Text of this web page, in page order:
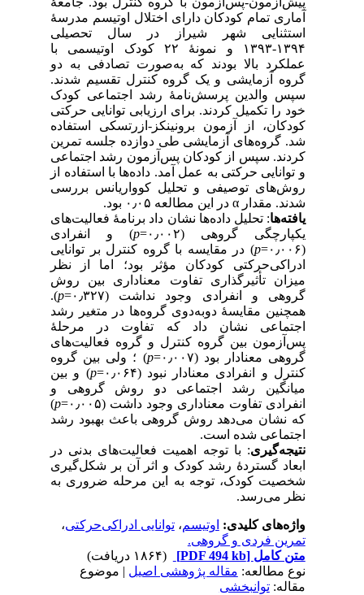
آماری تمام کودکان دارای اختلال اوتیسم مدرسۀ
استثنایی شهر شیراز در سال تحصیلی
۱۳۹۴-۱۳۹۳ و نمونۀ ۲۲ کودک اوتیسمی با
عملکرد بالا بودند که به‌صورت تصادفی به دو
گروه آزمایشی و یک گروه کنترل تقسیم شدند.
سپس والدین پرسش‌نامۀ رشد اجتماعی کودک
خود را تکمیل کردند. برای ارزیابی توانایی حرکتی
کودکان، از آزمون برونینکز-ازرتسکی استفاده
شد. گروه‌های آزمایشی طی دوازده جلسه تمرین
کردند. سپس از کودکان پس‌آزمون رشد اجتماعی
و توانایی حرکتی به عمل آمد. داده‌ها با استفاده از
روش‌های توصیفی و تحلیل کوواریانس بررسی
شدند. مقدار α در این مطالعه ۰٫۰۵ بود.
یافته‌ها: تحلیل داده‌ها نشان داد برنامۀ فعالیت‌های
یکپارچگی گروهی (۰٫۰۰۲=
p) و انفرادی
p) در مقایسه با گروه کنترل بر توانایی
ادراکی‌حرکتی کودکان مؤثر بود؛ اما از نظر
میزان تأثیرگذاری تفاوت معناداری بین روش
گروهی و انفرادی وجود نداشت (۰٫۳۲۷=
p
).
همچنین مقایسۀ دو‌به‌دوی گروه‌ها در متغیر رشد
اجتماعی نشان داد که تفاوت در مرحلۀ
پس‌آزمون بین گروه کنترل و گروه فعالیت‌های
گروهی معنادار بود (۰٫۰۰۷=
p) ؛ ولی بین گروه
کنترل و انفرادی معنادار نبود (۰٫۰۶۴=
p) و بین
میانگین رشد اجتماعی دو روش گروهی و
انفرادی تفاوت معناداری وجود داشت (۰٫۰۰۵=
p
)
که نشان می‌دهد روش گروهی باعث بهبود رشد
اجتماعی شده است.
نتیجه‌گیری: با توجه اهمیت فعالیت‌های بدنی در
ابعاد گستردۀ رشد کودک و اثر آن بر شکل‌گیری
شخصیت کودک، توجه به این مرحله ضروری به
نظر می‌رسد.
واژه‌های کلیدی:اوتیسم،توانایی ادراکی‌حرکتی،
تمرین فردی و گروهی.
متن کامل[PDF 494 kb]
نوع مطالعه:مقاله پژوهشی اصیل| موضوع
مقاله:توانبخشی